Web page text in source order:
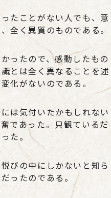
たことがない人でも、意
全く異質のものである。
ったので、感動したもの
とは全く異なることを述
化がないのである。
は気付いたかもしれない
であった。只観ているだ
た。
びの中にしかないと知ら
ったのである。